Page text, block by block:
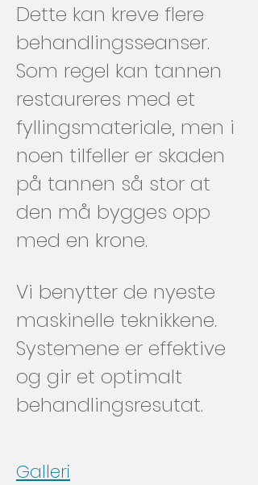
Dette kan kreve flere
behandlingsseanser.
Som regel kan tannen
restaureres med et
fyllingsmateriale, men i
noen tilfeller er skaden
på tannen så stor at
den må bygges opp
med en krone.
Vi benytter de nyeste
maskinelle teknikkene.
Systemene er effektive
og gir et optimalt
behandlingsresutat.
Galleri